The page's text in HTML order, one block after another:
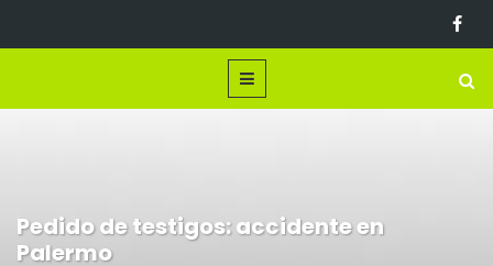
Pedido de testigos: accidente en
Palermo